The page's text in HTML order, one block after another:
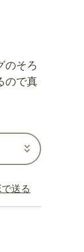
のそろ
ので真
で送る